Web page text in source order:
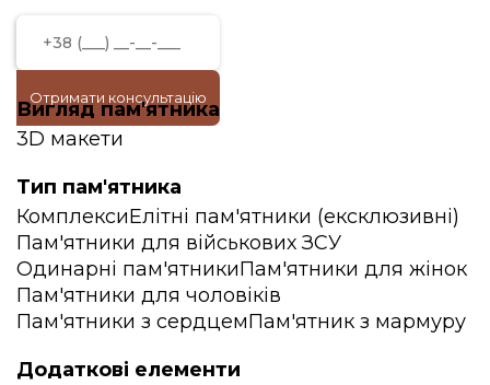
Отримати консультацію
Вигляд пам'ятника
3D макети
Тип пам'ятника
КомплексиЕлітні пам'ятники (ексклюзивні)
Пам'ятники для військових ЗСУ
Одинарні пам'ятникиПам'ятники для жінок
Пам'ятники для чоловіків
Пам'ятники з сердцемПам'ятник з мармуру
Додаткові елементи